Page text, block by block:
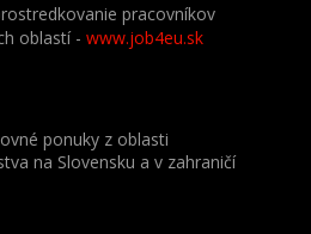
pracovníkov
oblastí -www.job4eu.sk
ponuky z oblasti
na Slovensku a v zahraničí